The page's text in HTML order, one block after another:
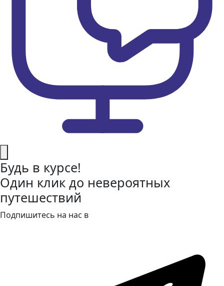
Будь в курсе!
Один клик до невероятных
путешествий
Подпишитесь на нас в